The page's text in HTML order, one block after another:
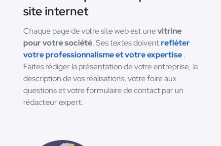
site internet
Chaque page de votre site web est unevitrine
pour votre société. Ses textes doiventrefléter
votre professionnalisme et votre expertise.
Faites rédiger la présentation de votre entreprise, la
description de vos réalisations, votre foire aux
questions et votre formulaire de contact par un
rédacteur expert.